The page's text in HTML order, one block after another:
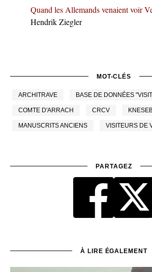
Quand les Allemands venaient voir
Hendrik Ziegler
MOT-CLÉS
ARCHITRAVE BASE DE DONNÉES
COMTE D'ARRACH CRCV
MANUSCRITS ANCIENS VISITEURS DE
PARTAGEZ
À LIRE ÉGALEMENT